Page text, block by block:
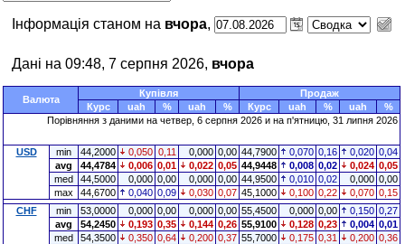
Інформація станом на вчора,
Дані на 09:48, 7 серпня 2026, вчора
Валюта
Купівля
Продаж
Курс
uah % uah % Курс uah % uah
%
Порівняння з даними на четвер, 6 серпня 2026 и на п'ятницю, 31 липня 2026
USD min 44,2000 0,050 0,11 0,000 0,00 44,7900 0,070 0,16 0,020 0,04
avg
44,4784 0,006 0,01 0,022 0,05 44,9448 0,008 0,02 0,024 0,05
med
44,5000 0,000 0,00 0,000 0,00 44,9500 0,010 0,02 0,000 0,00
max
44,6700 0,040 0,09 0,030 0,07 45,1000 0,100 0,22 0,070 0,15
CHF
min 53,0000 0,000 0,00 0,000 0,00 55,4500 0,000 0,00 0,150 0,27
avg
54,2450 0,193 0,35 0,144 0,26 55,9100 0,128 0,23 0,004 0,01
med
54,3500 0,350 0,64 0,200 0,37 55,7000 0,175 0,31 0,200 0,36